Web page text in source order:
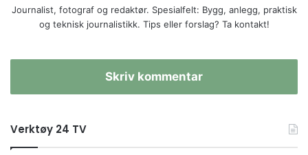
Journalist, fotograf og redaktør. Spesialfelt: Bygg, anlegg, praktisk
og teknisk journalistikk. Tips eller forslag? Ta kontakt!
Skriv kommentar
Verktøy 24 TV